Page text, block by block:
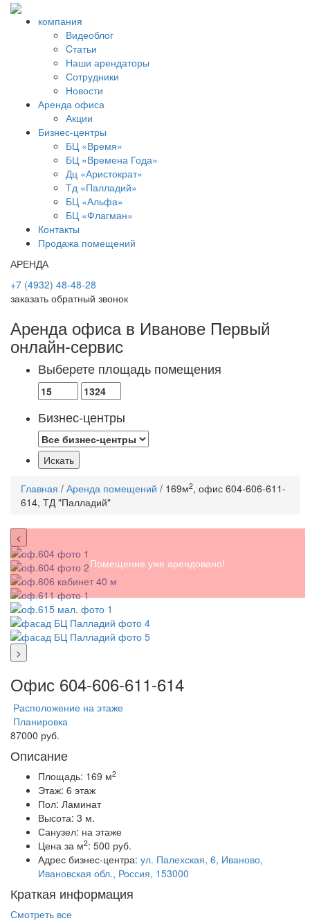
компания
Видеоблог
Cтатьи
Наши арендаторы
Сотрудники
Новости
Аренда офиса
Акции
Бизнес-центры
БЦ «Время»
БЦ «Времена Года»
Дц «Аристократ»
Тд «Палладий»
БЦ «Альфа»
БЦ «Флагман»
Контакты
Продажа помещений
АРЕНДА
+7 (4932) 48-48-28
заказать обратный звонок
Аренда офиса в Иванове Первый
онлайн-сервис
Выберете площадь помещения
Бизнес-центры
Главная / Аренда помещений / 169м2, офис 604-606-611-
614, ТД "Палладий"
Помещение уже арендовано!
<
>
Офис 604-606-611-614
Расположение на этаже
Планировка
87000 руб.
Описание
Площадь: 169 м2
Этаж: 6 этаж
Пол: Ламинат
Высота: 3 м.
Санузел: на этаже
Цена за м2: 500 руб.
Адрес бизнес-центра: ул. Палехская, 6, Иваново,
Ивановская обл., Россия, 153000
Краткая информация
Смотреть все